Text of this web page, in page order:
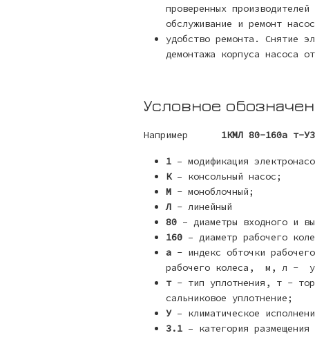
проверенных
обслуживание и ремонт
удобство ремонта. Снятие
демонтажа корпуса насоса
Условное
Например 1КМЛ 80-160а т-
1 – модификация
К– консольный насос;
М - моноблочный;
Л - линейный
80 – диаметры входного и
160 – диаметр рабочего
а - индекс обточки
рабочего колеса, м, л -
т- тип уплотнения, т -
сальниковое уплотнение;
У– климатическое
3.1 – категория размещения